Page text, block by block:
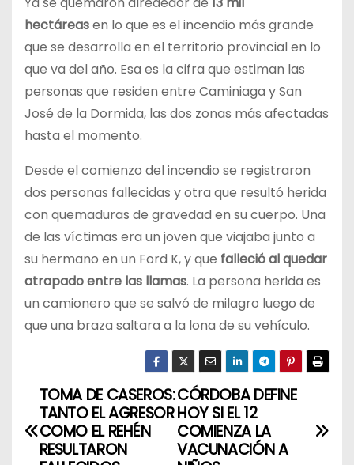
hectáreasen lo que es el incendio más grande
que se desarrolla en el territorio provincial en lo
que va del año. Esa es la cifra que estiman las
personas que residen entre Caminiaga y San
José de la Dormida, las dos zonas más afectadas
hasta el momento.
Desde el comienzo del incendio se registraron
dos personas fallecidas y otra que resultó herida
con quemaduras de gravedad en su cuerpo. Una
de las víctimas era un joven que viajaba junto a
su hermano en un Ford K, y que falleció al quedar
atrapado entre las llamas. La persona herida es
un camionero que se salvó de milagro luego de
que una braza saltara a la lona de su vehículo.
N
a
CÓRDOBA DEFINE
HOY SI EL 12
COMIENZA LA
VACUNACIÓN A
TOMA DE CASEROS:
TANTO EL AGRESOR
COMO EL REHÉN
RESULTARON